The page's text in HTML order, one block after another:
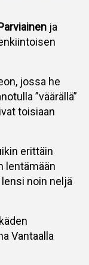
ja
jossa he
”väärällä”
toisiaan
erittäin
lentämään
noin neljä
Vantaalla